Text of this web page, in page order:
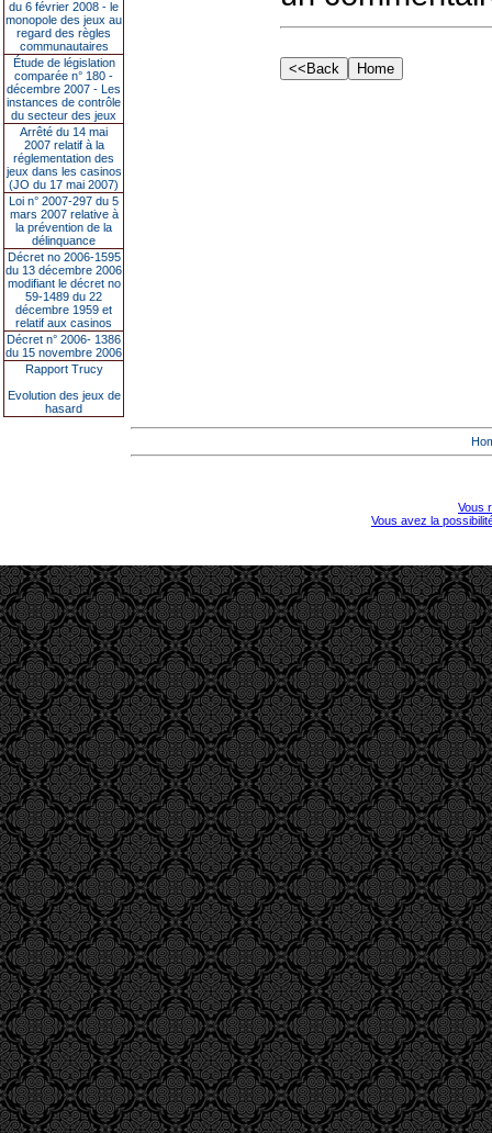
du 6 février 2008 - le
monopole des jeux au
regard des règles
communautaires
Étude de législation
comparée n° 180 -
décembre 2007 - Les
instances de contrôle
du secteur des jeux
Arrêté du 14 mai
2007 relatif à la
réglementation des
jeux dans les casinos
(JO du 17 mai 2007)
Loi n° 2007-297 du 5
mars 2007 relative à
la prévention de la
délinquance
Décret no 2006-1595
du 13 décembre 2006
modifiant le décret no
59-1489 du 22
décembre 1959 et
relatif aux casinos
Décret n° 2006- 1386
du 15 novembre 2006
Rapport Trucy
Evolution des jeux de
hasard
Vous
Vous avez la